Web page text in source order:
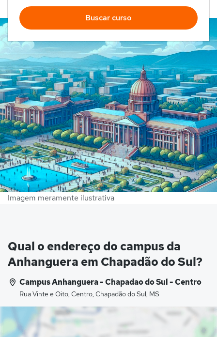
Buscar curso
Imagem meramente ilustrativa
Qual o endereço do campus da
Anhanguera em Chapadão do Sul?
Campus Anhanguera - Chapadao do Sul - Centro
Rua Vinte e Oito, Centro, Chapadão do Sul, MS